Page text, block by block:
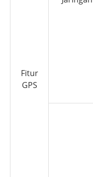
Fitur
GPS